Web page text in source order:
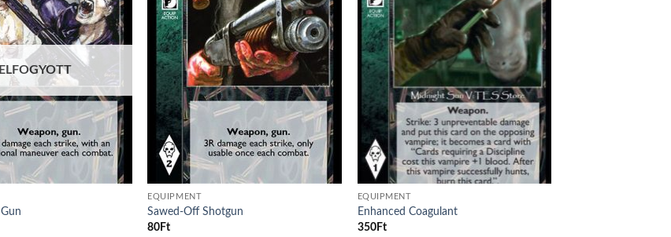
wishlist
ELFOGYOTT
wishlist
EQUIPMENT
Sawed-Off Shotgun
80 Ft
wishlist
EQUIPMENT
Enhanced Coagulant
350Ft